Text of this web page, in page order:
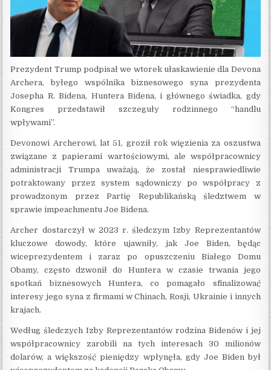
Prezydent Trump podpisał we wtorek ułaskawienie dla Devona
Archera, byłego wspólnika biznesowego syna prezydenta
Josepha R. Bidena, Huntera Bidena, i głównego świadka, gdy
Kongres przedstawił szczeguły rodzinnego “handlu
wpływami”.
Devonowi Archerowi, lat 51, groził rok więzienia za oszustwa
związane z papierami wartościowymi, ale współpracownicy
administracji Trumpa uważają, że został niesprawiedliwie
potraktowany przez system sądowniczy po współpracy z
prowadzonym przez Partię Republikańską śledztwem w
sprawie impeachmentu Joe Bidena.
Archer dostarczył w 2023 r. śledczym Izby Reprezentantów
kluczowe dowody, które ujawniły, jak Joe Biden, będąc
wiceprezydentem i zaraz po opuszczeniu Białego Domu
Obamy, często dzwonił do Huntera w czasie trwania jego
spotkań biznesowych Huntera, co pomagało sfinalizować
interesy jego syna z firmami w Chinach, Rosji, Ukrainie i innych
krajach.
Według śledczych Izby Reprezentantów rodzina Bidenów i jej
współpracownicy zarobili na tych interesach 30 milionów
dolarów, a większość pieniędzy wpłynęła, gdy Joe Biden był